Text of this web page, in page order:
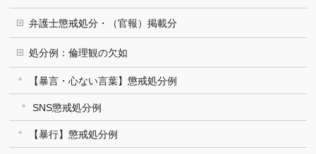
弁護士懲戒処分・（官報）掲載分
処分例：倫理観の欠如
【暴言・心ない言葉】懲戒処分例
SNS懲戒処分例
【暴行】懲戒処分例